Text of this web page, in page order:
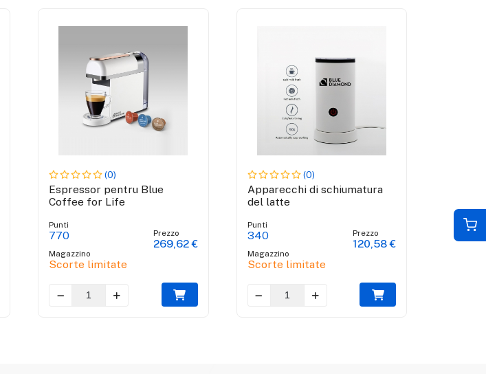
(0)
Espressor pentru Blue
Coffee for Life
Punti
770
Magazzino
Scorte limitate
Prezzo
269,62 €
(0)
Apparecchi di schiumatura
del latte
Punti
340
Magazzino
Scorte limitate
Prezzo
120,58 €